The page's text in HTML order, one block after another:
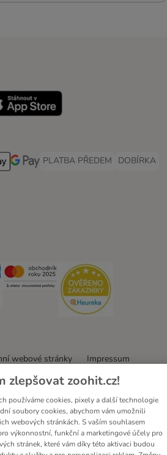
Method
Method
pay Payment Method
GooglePay Payment Method
PLATBA PŘEDEM
PLATBA PŘEDEM Payment
DOBÍRKA
DOBÍRKA
Method
MethodShipping Method
Security Security
webové stránky
Impressum
Zde odstoupit od smlouvy
Způsoby platby
osobních údajů
Prohlášení o přístupnosti
zlepšovat zoohit.cz!
používáme cookies, pixely a další technologie
soubory cookies, abychom vám umožnili
webových stránkách. S vaším souhlasem
výkonnostní, funkční a marketingové účely pro
stránek, které vám díky této aktivaci budou